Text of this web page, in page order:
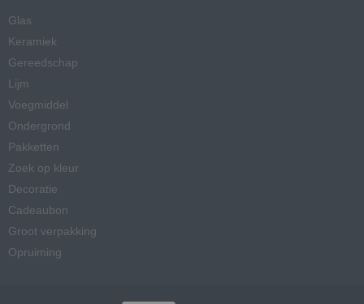
Glas
Keramiek
Gereedschap
Lijm
Voegmiddel
Ondergrond
Pakketten
Zoek op kleur
Decoratie
Cadeaubon
Groot verpakking
Opruiming